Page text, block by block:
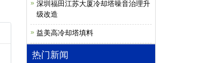
深圳福田江苏大厦冷却塔噪音治理升
级改造
益美高冷却塔填料
热门新闻